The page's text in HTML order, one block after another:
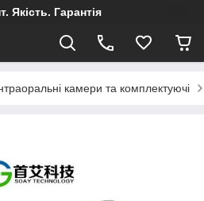
Якість. Гарантія
камери та комплектуючі